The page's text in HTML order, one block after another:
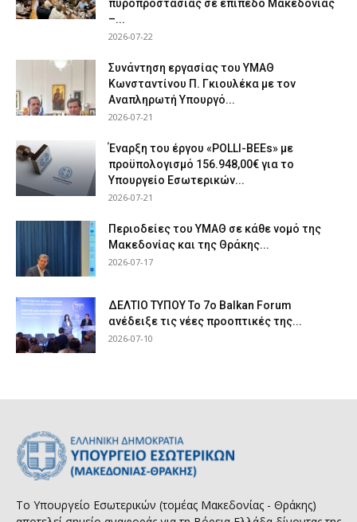
πυροπροστασίας σε επίπεδο Μακεδονίας
–...
2026-07-22
Συνάντηση εργασίας του ΥΜΑΘ
Κωνσταντίνου Π. Γκιουλέκα με τον
Αναπληρωτή Υπουργό...
2026-07-21
Έναρξη του έργου «POLLI-BEEs» με
προϋπολογισμό 156.948,00€ για το
Υπουργείο Εσωτερικών...
2026-07-21
Περιοδείες του ΥΜΑΘ σε κάθε νομό της
Μακεδονίας και της Θράκης...
2026-07-17
ΔΕΛΤΙΟ ΤΥΠΟΥ Το 7ο Balkan Forum
ανέδειξε τις νέες προοπτικές της...
2026-07-10
Το Υπουργείο Εσωτερικών (τομέας Μακεδονίας - Θράκης)